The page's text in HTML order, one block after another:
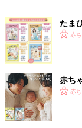
たま
赤
赤ち
赤